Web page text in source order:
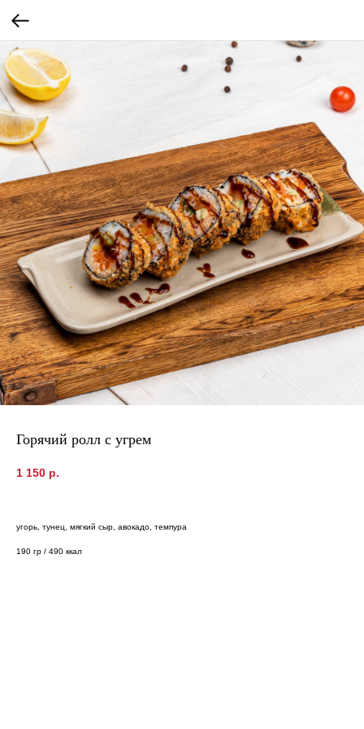
Горячий ролл с угрем
1 150 р.
угорь, тунец, мягкий сыр, авокадо, темпура
190 гр / 490 ккал